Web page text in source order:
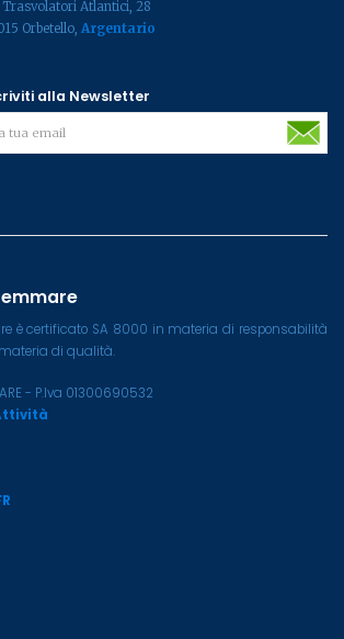
Trasvolatori Atlantici, 28
Orbetello, Argentario
alla Newsletter
è certificato SA 8000 in materia di responsabilità
materia di qualità.
- P.Iva 01300690532